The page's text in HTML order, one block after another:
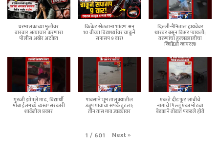
घरमालकाच्या मुलीवर
वारंवार अत्याचार करणारा
पोलीस अखेर अटकेत
क्रिकेट खेळताना भांडणं अन्
10 वीच्या विद्यार्थ्यावर चाकूने
सपासप 9 वार!
दिल्ली-नैनिताल हायवेवर
थारवर बसून बिअर प्यायली;
तरुणांचा हुल्लडबाजीचा
व्हिडिओ व्हायरल!
गुरुजी झोपले गाढ, विद्यार्थी
मोबाईलमध्ये व्यस्त! सरकारी
शाळेतील प्रकार
पावसाने भूम तालुक्यातील
उळूप गावाचा संपर्क तुटला;
तीन तास गाव उघड्यावर
एक ते दीड फूट लांबीचे
नागाचे पिल्लू एका मोठ्या
बेडकाने तोंडात पकडले होते
1 / 601 Next»